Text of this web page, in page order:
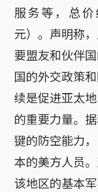
服务等，总
元）。声明称
要盟友和伙伴
国的外交政策
续是促进亚太
的重要力量。
键的防空能力
本的美方人员
该地区的基本